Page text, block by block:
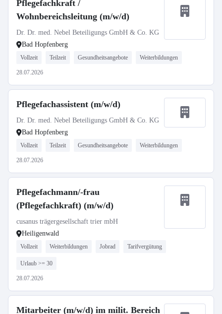
Pflegefachkraft /
Wohnbereichsleitung (m/w/d)
Dr. Dr. med. Nebel Beteiligungs GmbH & Co. KG
Bad Hopfenberg
Vollzeit Teilzeit Gesundheitsangebote Weiterbildungen
28.07.2026
Pflegefachassistent (m/w/d)
Dr. Dr. med. Nebel Beteiligungs GmbH & Co. KG
Bad Hopfenberg
Vollzeit Teilzeit Gesundheitsangebote Weiterbildungen
28.07.2026
Pflegefachmann/-frau
(Pflegefachkraft) (m/w/d)
cusanus trägergesellschaft trier mbH
Heiligenwald
Vollzeit Weiterbildungen Jobrad Tarifvergütung
Urlaub >= 30
28.07.2026
Mitarbeiter (m/w/d) im milit. Bereich